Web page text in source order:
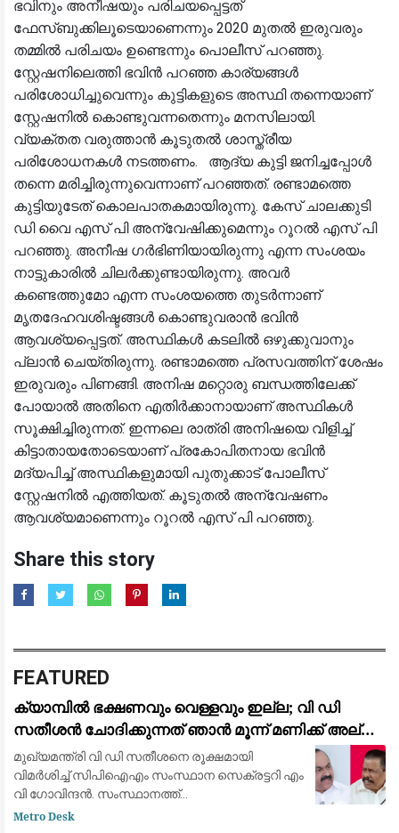
ഭവിനും അനീഷയും പരിചയപ്പെട്ടത്
ഫേസ്ബുക്കിലൂടെയാണെന്നും 2020 മുതൽ ഇരുവരും
തമ്മിൽ പരിചയം ഉണ്ടെന്നും പൊലീസ് പറഞ്ഞു.
സ്റ്റേഷനിലെത്തി ഭവിൻ പറഞ്ഞ കാര്യങ്ങൾ
പരിശോധിച്ചുവെന്നും കുട്ടികളുടെ അസ്ഥി തന്നെയാണ്
സ്റ്റേഷനിൽ കൊണ്ടുവന്നതെന്നും മനസിലായി.
വ്യക്തത വരുത്താൻ കൂടുതൽ ശാസ്ത്രീയ
പരിശോധനകൾ നടത്തണം. ആദ്യ കുട്ടി ജനിച്ചപ്പോൾ
തന്നെ മരിച്ചിരുന്നുവെന്നാണ് പറഞ്ഞത്. രണ്ടാമത്തെ
കുട്ടിയുടേത് കൊലപാതകമായിരുന്നു. കേസ് ചാലക്കുടി
ഡി വൈ എസ് പി അന്വേഷിക്കുമെന്നും റൂറൽ എസ് പി
പറഞ്ഞു. അനീഷ ഗർഭിണിയായിരുന്നു എന്ന സംശയം
നാട്ടുകാരിൽ ചിലർക്കുണ്ടായിരുന്നു. അവർ
കണ്ടെത്തുമോ എന്ന സംശയത്തെ തുടർന്നാണ്
മൃതദേഹവശിഷ്ടങ്ങൾ കൊണ്ടുവരാൻ ഭവിൻ
ആവശ്യപ്പെട്ടത്. അസ്ഥികൾ കടലിൽ ഒഴുക്കുവാനും
പ്ലാൻ ചെയ്തിരുന്നു. രണ്ടാമത്തെ പ്രസവത്തിന് ശേഷം
ഇരുവരും പിണങ്ങി. അനിഷ മറ്റൊരു ബന്ധത്തിലേക്ക്
പോയാൽ അതിനെ എതിർക്കാനായാണ് അസ്ഥികൾ
സൂക്ഷിച്ചിരുന്നത്. ഇന്നലെ രാത്രി അനിഷയെ വിളിച്ച്
കിട്ടാതായതോടെയാണ് പ്രകോപിതനായ ഭവിൻ
മദ്യപിച്ച് അസ്ഥികളുമായി പുതുക്കാട് പോലീസ്
സ്റ്റേഷനിൽ എത്തിയത്. കൂടുതൽ അന്വേഷണം
ആവശ്യമാണെന്നും റൂറൽ എസ് പി പറഞ്ഞു.
Share this story
FEATURED
ക്യാമ്പിൽ ഭക്ഷണവും വെള്ളവും ഇല്ല; വി ഡി
സതീശൻ ചോദിക്കുന്നത് ഞാൻ മൂന്ന് മണിക്ക് അല്ലെ
ഭക്ഷണം കഴിച്ചത്: വിമർശിച്ച് എം വി ഗോവിന്ദൻ
മുഖ്യമന്ത്രി വി ഡി സതീശനെ രൂക്ഷമായി
വിമർശിച്ച് സിപിഐഎം സംസ്ഥാന സെക്രട്ടറി എം
വി ഗോവിന്ദൻ. സംസ്ഥാനത്ത്
കാലവര്‍ഷക്കെടുതിയില്‍ പ്രവർത്തിക്കുന്ന
Metro Desk